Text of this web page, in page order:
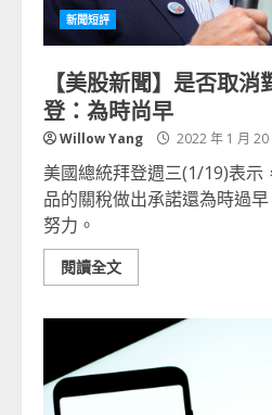
新聞短評
【美股新聞】是否取
登：為時尚早
Willow Yang 2022 年 1 月 20
美國總統拜登週三(1/19)表示
品的關稅做出承諾還為時過
努力。
閱讀全文